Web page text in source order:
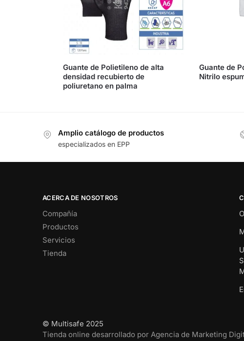
Guante de Polietileno de alta
densidad recubierto de
poliuretano en palma
Guante de
Nitrilo
Amplio catálogo de productos
especializados en EPP
ACERCA DE NOSOTROS
Compañía
Productos
Servicios
Tienda
© Multisafe 2025
Tienda online desarrollado por Agencia de Marketing